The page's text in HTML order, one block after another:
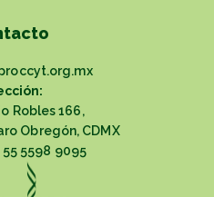
Robles 166,
Obregón, CDMX
55 5598 9095